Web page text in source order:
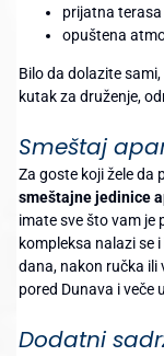
prijatna
opuštena
Bilo da dolazite
kutak za druženje,
Smeštaj
Za goste koji žele da
smeštajne jedinice
imate sve što vam je
kompleksa nalazi se i
dana, nakon ručka ili
pored Dunava i veče
Dodatni